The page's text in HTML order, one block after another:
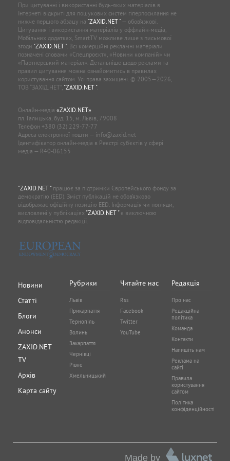
При цитуванні і використанні будь-яких матеріалів в
Інтернеті відкриті для пошукових систем гіперпосилання не
нижче першого абзацу на "ZAXID.NET "— обов’язкові.
Цитування і використання матеріалів у оффлайн-медіа,
Мобільних додатках, SmartTV можливе лише з письмової
згоди "ZAXID.NET ". Всі комерційні рекламні матеріали
позначені словами «Спецпроєкт», «Новини компаній» чи
«Партнерський матеріал». Детальніше щодо реклами та
правил цитування можна ознайомитись в правилах
користування сайтом. Усі права захищені. © 2005—2026,
ТОВ “ЗАХІД.НЕТ”, "ZAXID.NET ".
Онлайн-медіа «ZAXID.NET»
пл. Галицька, буд. 15, м. Львів, 79008
Телефон +380 (32) 229-77-77
Адреса електронної пошти — info@zaxid.net
Ідентифікатор онлайн-медіа в Реєстрі суб'єктів у сфері
медіа — R40-06155
"ZAXID.NET "працює за підтримки Європейського фонду за
демократію (EED). Зміст публікацій не обов’язково
відображає офіційну позицію EED. Інформація чи погляди,
висловлені у публікаціях "ZAXID.NET "є виключною
відповідальністю редакції.
Новини
Статті
Блоги
Анонси
ZAXID.NET
TV
Архів
Карта сайту
Рубрики
Львів
Прикарпаття
Тернопіль
Волинь
Закарпаття
Чернівці
Рівне
Хмельницький
Читайте нас
Rss
Facebook
Twitter
YouTube
Редакція
Про нас
Редакційна
політика
Команда
Контакти
Напишіть нам
Реклама на
сайті
Правила
користування
сайтом
Політика
конфіденційності
Made by